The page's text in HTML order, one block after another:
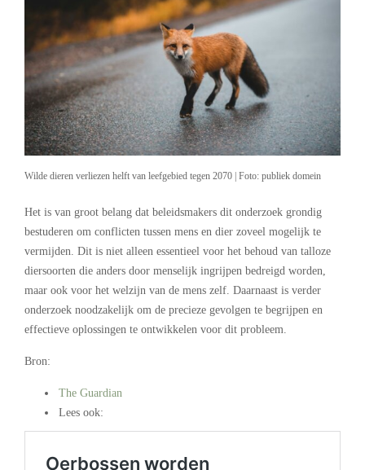
Wilde dieren verliezen helft van leefgebied tegen 2070 | Foto: publiek domein
Het is van groot belang dat beleidsmakers dit onderzoek grondig
bestuderen om conflicten tussen mens en dier zoveel mogelijk te
vermijden. Dit is niet alleen essentieel voor het behoud van talloze
diersoorten die anders door menselijk ingrijpen bedreigd worden,
maar ook voor het welzijn van de mens zelf. Daarnaast is verder
onderzoek noodzakelijk om de precieze gevolgen te begrijpen en
effectieve oplossingen te ontwikkelen voor dit probleem.
Bron:
The Guardian
Lees ook: